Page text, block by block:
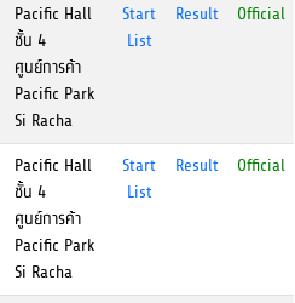
Pacific Hall
ชั้น 4
ศูนย์การค้า
Pacific Park
Si Racha
Start
List
Result Official
Pacific Hall
ชั้น 4
ศูนย์การค้า
Pacific Park
Si Racha
Start
List
Result Official